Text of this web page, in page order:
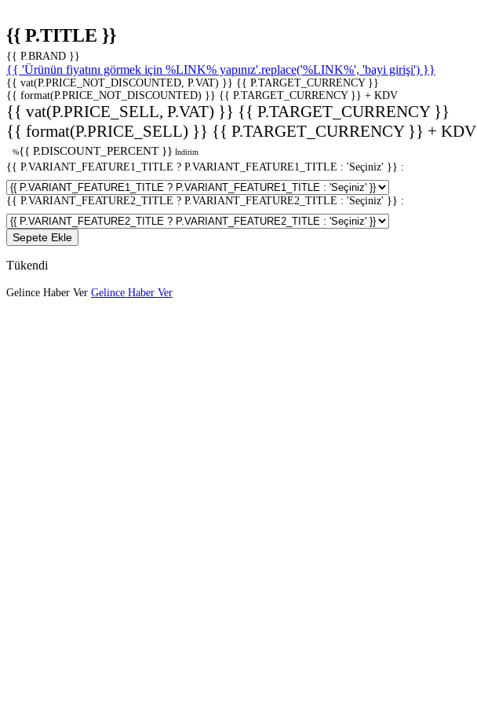
{{ P.TITLE }}
{{ P.BRAND }}
{{ 'Ürünün fiyatını görmek için %LINK% yapınız'.replace('%LINK%', 'bayi girişi') }}
{{ vat(P.PRICE_NOT_DISCOUNTED, P.VAT) }} {{ P.TARGET_CURRENCY }}
{{ format(P.PRICE_NOT_DISCOUNTED) }} {{ P.TARGET_CURRENCY }} + KDV
{{ vat(P.PRICE_SELL, P.VAT) }} {{ P.TARGET_CURRENCY }}
{{ format(P.PRICE_SELL) }} {{ P.TARGET_CURRENCY }} + KDV
%{{ P.DISCOUNT_PERCENT }} İndirim
{{ P.VARIANT_FEATURE1_TITLE ? P.VARIANT_FEATURE1_TITLE : 'Seçiniz' }} :
{{ P.VARIANT_FEATURE2_TITLE ? P.VARIANT_FEATURE2_TITLE : 'Seçiniz' }} :
Sepete Ekle
Tükendi
Gelince Haber Ver Gelince Haber Ver